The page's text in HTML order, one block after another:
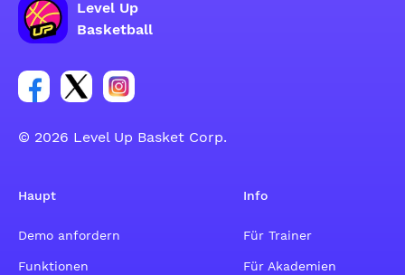
Level Up
Basketball
Link zur Facebook-Gruppe
Link zum Tweeter-Account
Link zum Instagram-Account
© 2026 Level Up Basket Corp.
Haupt
Demo anfordern
Funktionen
Info
Für Trainer
Für Akademien